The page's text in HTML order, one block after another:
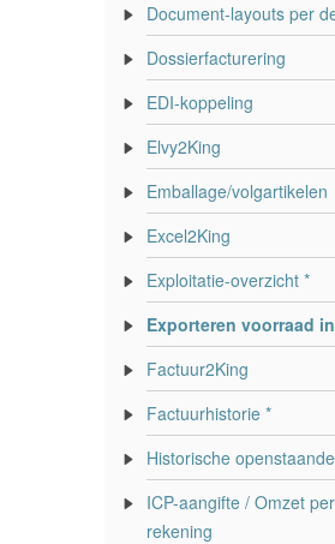
Document-layouts per
Dossierfacturering
EDI-koppeling
Elvy2King
Emballage/volgartikelen
Excel2King
Exploitatie-overzicht *
Exporteren voorraad
Factuur2King
Factuurhistorie *
Historische
ICP-aangifte / Omzet
rekening